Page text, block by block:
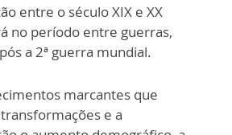
entre o século XIX e XX
no período entre guerras,
a 2ª guerra mundial.
marcantes que
e a